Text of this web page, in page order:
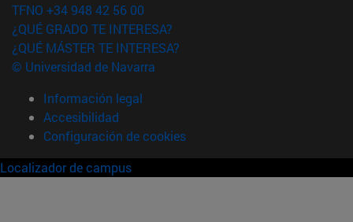
TFNO +34 948 42 56 00
¿QUÉ GRADO TE INTERESA?
¿QUÉ MÁSTER TE INTERESA?
© Universidad de Navarra
Información legal
Accesibilidad
Configuración de cookies
Localizador de campus